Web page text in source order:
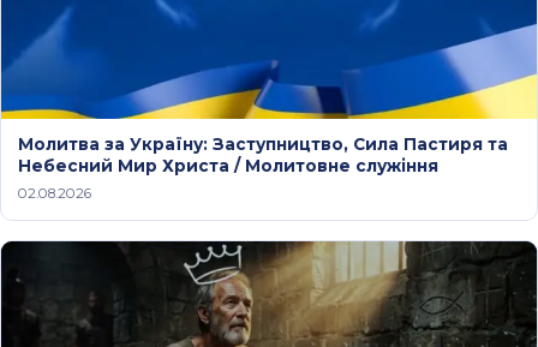
Молитва за Україну: Заступництво, Сила Пастиря та
Небесний Мир Христа / Молитовне служіння
02.08.2026